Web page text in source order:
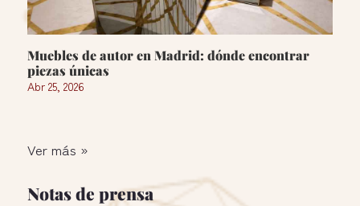
Muebles de autor en Madrid: dónde encontrar
piezas únicas
Abr 25, 2026
Ver más »
Notas de prensa